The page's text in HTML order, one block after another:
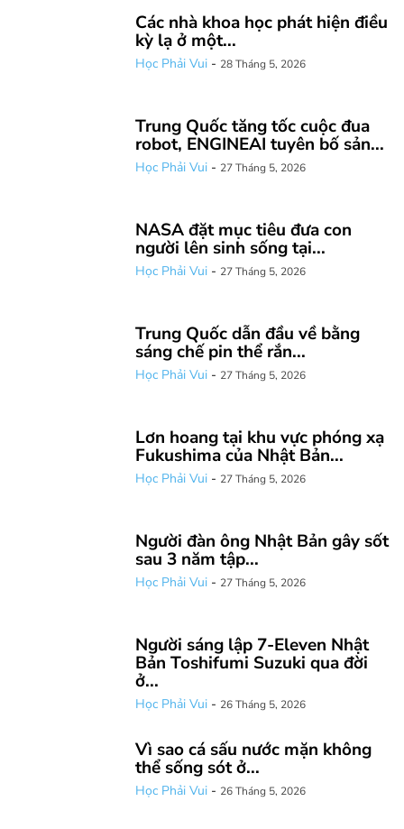
Các nhà khoa học phát hiện điều
kỳ lạ ở một...
Học Phải Vui - 28 Tháng 5, 2026
Trung Quốc tăng tốc cuộc đua
robot, ENGINEAI tuyên bố sản...
Học Phải Vui - 27 Tháng 5, 2026
NASA đặt mục tiêu đưa con
người lên sinh sống tại...
Học Phải Vui - 27 Tháng 5, 2026
Trung Quốc dẫn đầu về bằng
sáng chế pin thể rắn...
Học Phải Vui - 27 Tháng 5, 2026
Lơn hoang tại khu vực phóng xạ
Fukushima của Nhật Bản...
Học Phải Vui - 27 Tháng 5, 2026
Người đàn ông Nhật Bản gây sốt
sau 3 năm tập...
Học Phải Vui - 27 Tháng 5, 2026
Người sáng lập 7-Eleven Nhật
Bản Toshifumi Suzuki qua đời
ở...
Học Phải Vui - 26 Tháng 5, 2026
Vì sao cá sấu nước mặn không
thể sống sót ở...
Học Phải Vui - 26 Tháng 5, 2026